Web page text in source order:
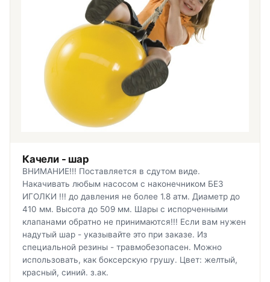
Качели - шар
ВНИМАНИЕ!!! Поставляется в сдутом виде.
Накачивать любым насосом с наконечником БЕЗ
ИГОЛКИ !!! до давления не более 1.8 атм. Диаметр до
410 мм. Высота до 509 мм. Шары с испорченными
клапанами обратно не принимаются!!! Если вам нужен
надутый шар - указывайте это при заказе. Из
специальной резины - травмобезопасен. Можно
использовать, как боксерскую грушу. Цвет: желтый,
красный, синий. з.ак.